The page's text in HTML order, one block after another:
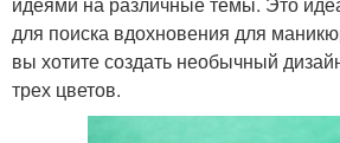
для поиска вдохновения для
вы хотите создать необычный
трех цветов.